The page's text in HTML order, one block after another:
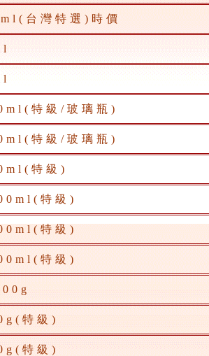
台灣特選)時價
特級/玻璃瓶)
特級/玻璃瓶)
特級)
特級)
特級)
特級)
特級)
特級)